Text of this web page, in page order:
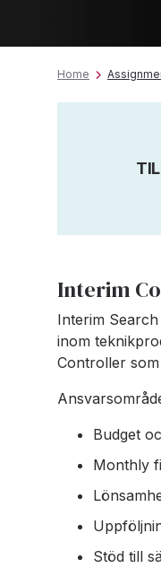
Home
Interim
Interim
inom
Controller
Budget
Monthly
Stöd till